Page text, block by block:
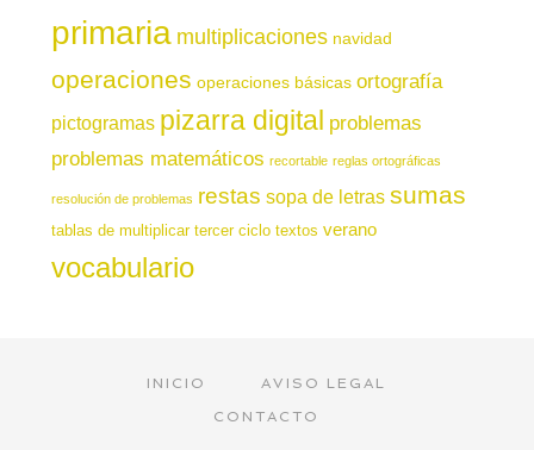
primaria multiplicaciones navidad
operaciones operaciones básicas ortografía
pictogramas pizarra digital problemas
problemas matemáticos recortable reglas ortográficas
resolución de problemas restas sopa de letras sumas
tablas de multiplicar tercer ciclo textos verano
vocabulario
INICIO
AVISO LEGAL
CONTACTO